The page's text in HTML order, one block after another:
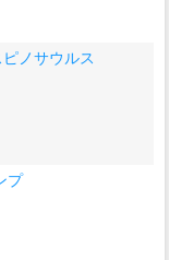
ノサウルス
プ